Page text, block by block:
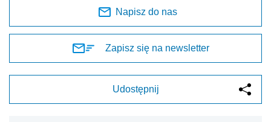
Napisz do nas
Zapisz się na newsletter
Udostępnij